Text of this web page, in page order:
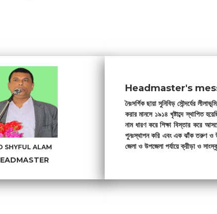
SHYFUL ALAM
Headmaster's
নৈঃসর্গিক ছায়া সুনিবিড় সৌন্দর্যের
করার মানসে ১৯১৪ খৃষ্টাব্দে স্থাপিত
নাম ধারণ করে শিক্ষা বিস্তার করে
পুনঃস্থাপন করি এবং এক ঝাঁক তরুণ ও
জেলা ও উপজেলা পর্যায়ে ক্রীড়া ও